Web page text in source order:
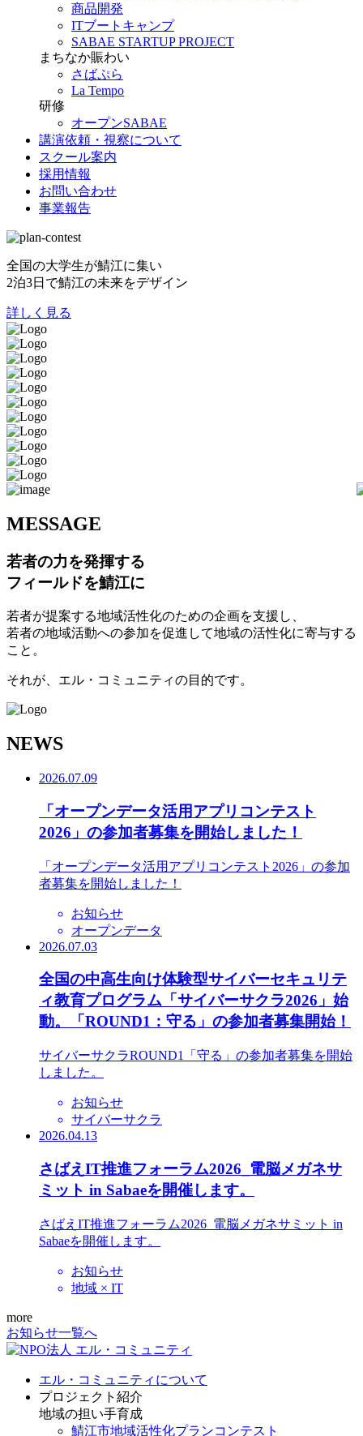
商品開発
ITブートキャンプ
SABAE STARTUP PROJECT
まちなか賑わい
さばぷら
La Tempo
研修
オープンSABAE
講演依頼・視察について
スクール案内
採用情報
お問い合わせ
事業報告
全国の大学生が鯖江に集い
2泊3日で鯖江の未来をデザイン
詳しく見る
MESSAGE
若者の力を発揮する
フィールドを鯖江に
若者が提案する地域活性化のための企画を支援し、
若者の地域活動への参加を促進して地域の活性化に寄与する
こと。
それが、エル・コミュニティの目的です。
NEWS
2026.07.09
「オープンデータ活用アプリコンテスト
2026」の参加者募集を開始しました！
「オープンデータ活用アプリコンテスト2026」の参加
者募集を開始しました！
お知らせ
オープンデータ
2026.07.03
全国の中高生向け体験型サイバーセキュリテ
ィ教育プログラム「サイバーサクラ2026」始
動。「ROUND1：守る」の参加者募集開始！
サイバーサクラROUND1「守る」の参加者募集を開始
しました。
お知らせ
サイバーサクラ
2026.04.13
さばえIT推進フォーラム2026_電脳メガネサ
ミット in Sabaeを開催します。
さばえIT推進フォーラム2026_電脳メガネサミット in
Sabaeを開催します。
お知らせ
地域 × IT
more
お知らせ一覧へ
エル・コミュニティについて
プロジェクト紹介
地域の担い手育成
鯖江市地域活性化プランコンテスト